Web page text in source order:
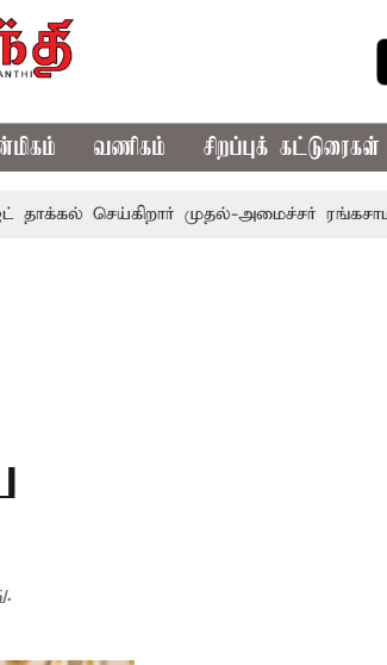
வணிகம் சிறப்புக் கட்டுரைகள்
செய்கிறார் முதல்-அமைச்சர் ரங்கசாமி